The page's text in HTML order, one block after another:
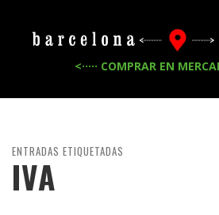
<····· COMPRAR EN
ENTRADAS ETIQUETADAS
IVA